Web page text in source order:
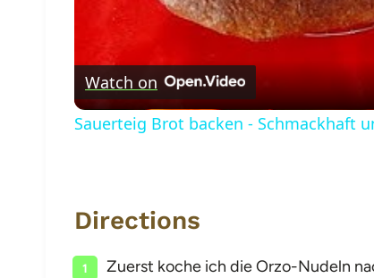
Watch on
Sauerteig Brot backen - Schmackhaft
Directions
Zuerst koche ich die Orzo-Nudeln